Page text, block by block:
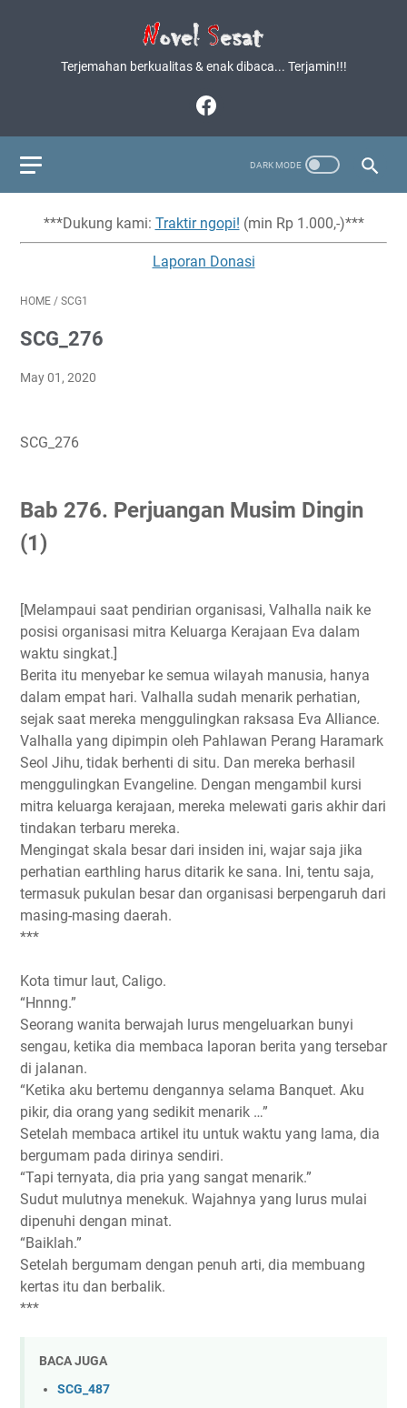
Terjemahan berkualitas & enak dibaca... Terjamin!!!
***Dukung kami: Traktir ngopi! (min Rp 1.000,-)***
Laporan Donasi
HOME / SCG1
SCG_276
May 01, 2020
SCG_276
Bab 276. Perjuangan Musim Dingin
(1)
[Melampaui saat pendirian organisasi, Valhalla naik ke
posisi organisasi mitra Keluarga Kerajaan Eva dalam
waktu singkat.]
Berita itu menyebar ke semua wilayah manusia, hanya
dalam empat hari. Valhalla sudah menarik perhatian,
sejak saat mereka menggulingkan raksasa Eva Alliance.
Valhalla yang dipimpin oleh Pahlawan Perang Haramark
Seol Jihu, tidak berhenti di situ. Dan mereka berhasil
menggulingkan Evangeline. Dengan mengambil kursi
mitra keluarga kerajaan, mereka melewati garis akhir dari
tindakan terbaru mereka.
Mengingat skala besar dari insiden ini, wajar saja jika
perhatian earthling harus ditarik ke sana. Ini, tentu saja,
termasuk pukulan besar dan organisasi berpengaruh dari
masing-masing daerah.
***
Kota timur laut, Caligo.
“Hnnng.”
Seorang wanita berwajah lurus mengeluarkan bunyi
sengau, ketika dia membaca laporan berita yang tersebar
di jalanan.
“Ketika aku bertemu dengannya selama Banquet. Aku
pikir, dia orang yang sedikit menarik …”
Setelah membaca artikel itu untuk waktu yang lama, dia
bergumam pada dirinya sendiri.
“Tapi ternyata, dia pria yang sangat menarik.”
Sudut mulutnya menekuk. Wajahnya yang lurus mulai
dipenuhi dengan minat.
“Baiklah.”
Setelah bergumam dengan penuh arti, dia membuang
kertas itu dan berbalik.
***
BACA JUGA
SCG_487